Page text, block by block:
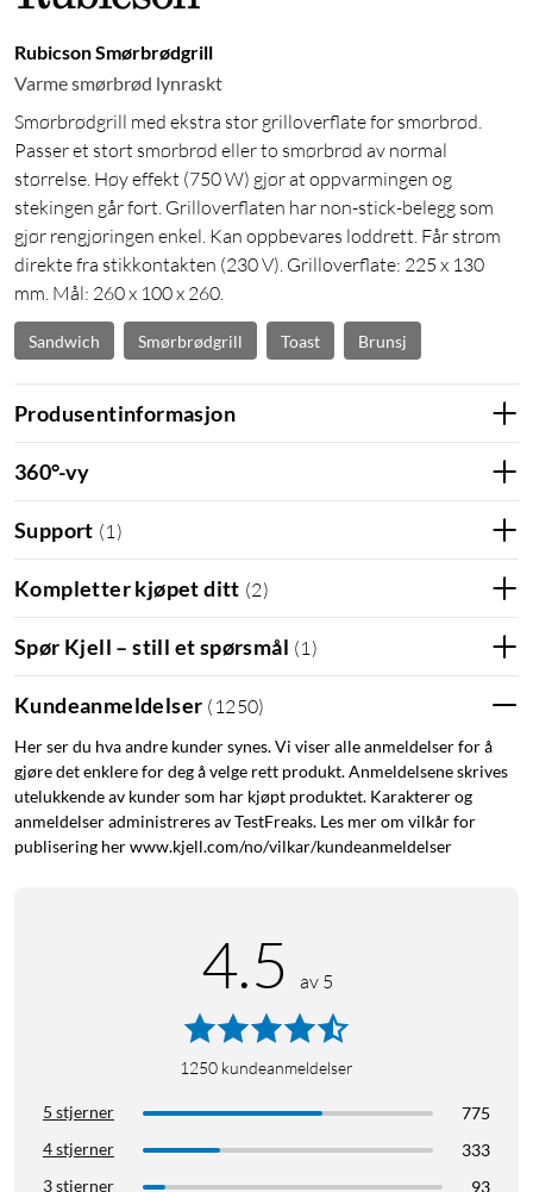
Rubicson Smørbrødgrill
Varme smørbrød lynraskt
Smørbrødgrill med ekstra stor grilloverflate for smørbrød.
Passer et stort smørbrød eller to smørbrød av normal
størrelse. Høy effekt (750 W) gjør at oppvarmingen og
stekingen går fort. Grilloverflaten har non-stick-belegg som
gjør rengjøringen enkel. Kan oppbevares loddrett. Får strøm
direkte fra stikkontakten (230 V). Grilloverflate: 225 x 130
mm. Mål: 260 x 100 x 260.
Sandwich Smørbrødgrill Toast Brunsj
Produsentinformasjon
360°-vy
Support (1 )
Kompletter kjøpet ditt (2)
Spør Kjell – still et spørsmål (1 )
Kundeanmeldelser ( 1250)
Her ser du hva andre kunder synes. Vi viser alle anmeldelser for å
gjøre det enklere for deg å velge rett produkt. Anmeldelsene skrives
utelukkende av kunder som har kjøpt produktet. Karakterer og
anmeldelser administreres av TestFreaks. Les mer om vilkår for
publisering her www.kjell.com/no/vilkar/kundeanmeldelser
4.5 av 5
1250 kundeanmeldelser
5 stjerner
775
4 stjerner
333
3 stjerner
93